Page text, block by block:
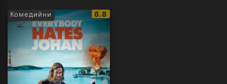
Комедийни
IMDb
6.8